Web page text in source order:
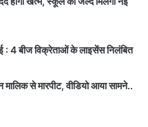
: 4 बीज विक्रेताओं के लाइसेंस निलंबित
से मारपीट, वीडियो आया सामने..